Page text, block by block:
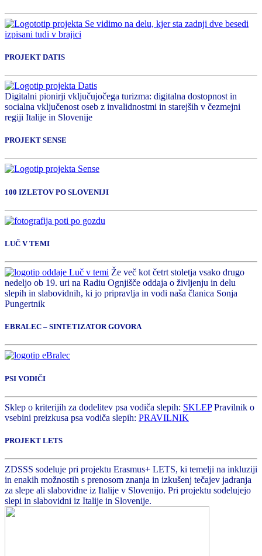
PROJEKT DATIS
Digitalni pionirji vključujočega turizma: digitalna dostopnost in
socialna vključenost oseb z invalidnostmi in starejših v čezmejni
regiji Italije in Slovenije
PROJEKT SENSE
100 IZLETOV PO SLOVENIJI
LUČ V TEMI
Že več kot četrt stoletja vsako drugo
nedeljo ob 19. uri na Radiu Ognjišče oddaja o življenju in delu
slepih in slabovidnih, ki jo pripravlja in vodi naša članica Sonja
Pungertnik
EBRALEC – SINTETIZATOR GOVORA
PSI VODIČI
Sklep o kriterijih za dodelitev psa vodiča slepih: SKLEPPravilnik o
vsebini preizkusa psa vodiča slepih: PRAVILNIK
PROJEKT LETS
ZDSSS sodeluje pri projektu Erasmus+ LETS, ki temelji na inkluziji
in enakih možnostih s prenosom znanja in izkušenj tečajev jadranja
za slepe ali slabovidne iz Italije v Slovenijo. Pri projektu sodelujejo
slepi in slabovidni iz Italije in Slovenije.